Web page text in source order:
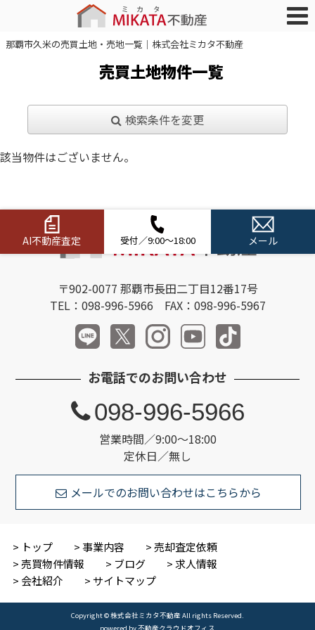
那覇市久米の売買土地・売地一覧｜株式会社ミカタ不動産
売買土地物件一覧
検索条件を変更
該当物件はございません。
AI不動産査定 受付／9:00～18:00 メール
〒902-0077 那覇市長田二丁目12番17号
TEL：098-996-5966 FAX：098-996-5967
お電話でのお問い合わせ
営業時間／9:00～18:00
定休日／無し
098-996-5966
メールでのお問い合わせはこちらから
トップ 事業内容
売却査定依頼
売買物件情報
ブログ
求人情報
会社紹介
サイトマップ
Copyright © 株式会社ミカタ不動産 All rights Reserved.